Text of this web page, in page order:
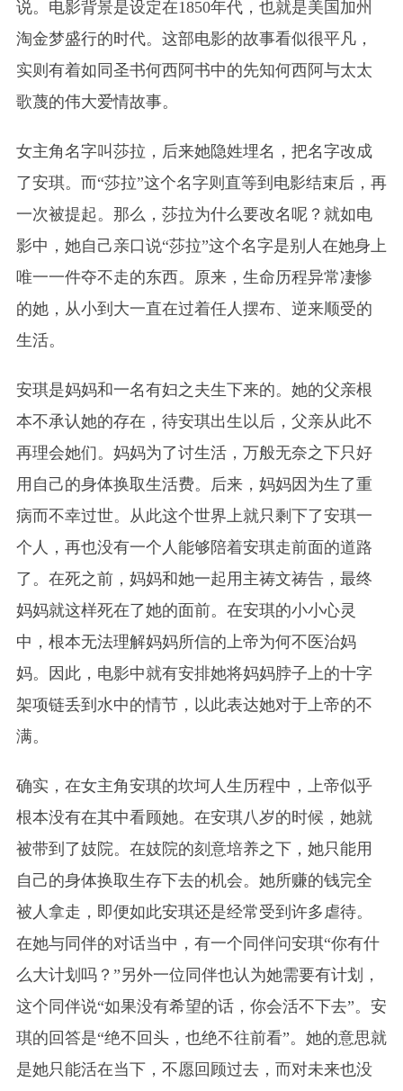
说。电影背景是设定在1850年代，也就是美国加州
淘金梦盛行的时代。这部电影的故事看似很平凡，
实则有着如同圣书何西阿书中的先知何西阿与太太
歌蔑的伟大爱情故事。
女主角名字叫莎拉，后来她隐姓埋名，把名字改成
了安琪。而“莎拉”这个名字则直等到电影结束后，再
一次被提起。那么， 莎拉为什么要改名呢？就如电
影中，她自己亲口说“莎拉”这个名字是别人在她身上
唯一一件夺不走的东西。原来，生命历程异常凄惨
的她，从小到大一直在过着任人摆布、逆来顺受的
生活。
安琪是妈妈和一名有妇之夫生下来的。她的父亲根
本不承认她的存在，待安琪出生以后，父亲从此不
再理会她们。妈妈为了讨生活，万般无奈之下只好
用自己的身体换取生活费。后来， 妈妈因为生了重
病而不幸过世。从此这个世界上就只剩下了安琪一
个人，再也没有一个人能够陪着安琪走前面的道路
了。在死之前，妈妈和她一起用主祷文祷告，最终
妈妈就这样死在了她的面前。在安琪的小小心灵
中，根本无法理解妈妈所信的上帝为何不医治妈
妈。因此，电影中就有安排她将妈妈脖子上的十字
架项链丢到水中的情节，以此表达她对于上帝的不
满。
确实，在女主角安琪的坎坷人生历程中， 上帝似乎
根本没有在其中看顾她。在安琪八岁的时候，她就
被带到了妓院。在妓院的刻意培养之下，她只能用
自己的身体换取生存下去的机会。她所赚的钱完全
被人拿走，即便如此安琪还是经常受到许多虐待。
在她与同伴的对话当中，有一个同伴问安琪“你有什
么大计划吗？”另外一位同伴也认为她需要有计划，
这个同伴说“如果没有希望的话，你会活不下去”。 安
琪的回答是“绝不回头，也绝不往前看”。她的意思就
是她只能活在当下，不愿回顾过去，而对未来也没